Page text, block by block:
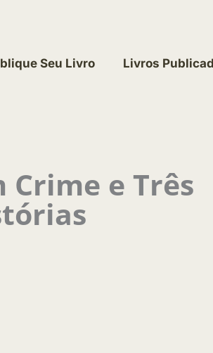
Seu Livro Livros
Crime e Três